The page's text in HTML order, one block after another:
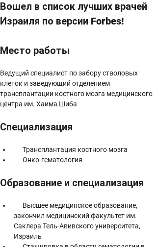
Вошел в список лучших врачей
Израиля по версии Forbes!
Место работы
Ведущий специалист по забору стволовых
клеток и заведующий отделением
трансплантации костного мозга медицинского
центра им. Хаима Шиба
Специализация
Трансплантация костного мозга
Онко-гематология
Образование и специализация
Высшее медицинское образование,
закончил медицинский факультет им.
Саклера Тель-Авивского университета,
Израиль